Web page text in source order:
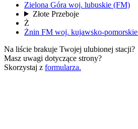
Zielona Góra woj. lubuskie (FM)
Złote Przeboje
Ż
Żnin FM woj. kujawsko-pomorskie
Na liście brakuje Twojej ulubionej stacji?
Masz uwagi dotyczące strony?
Skorzystaj z formularza.